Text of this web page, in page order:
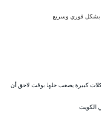
بشكل فوري وسريع
كبيرة يصعب حلها بوقت لاحق أن
الكويت